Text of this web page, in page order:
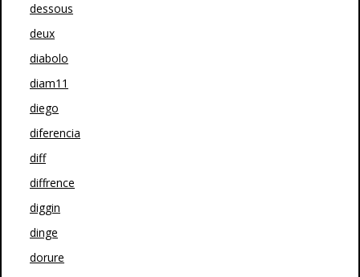
dessous
deux
diabolo
diam11
diego
diferencia
diff
diffrence
diggin
dinge
dorure